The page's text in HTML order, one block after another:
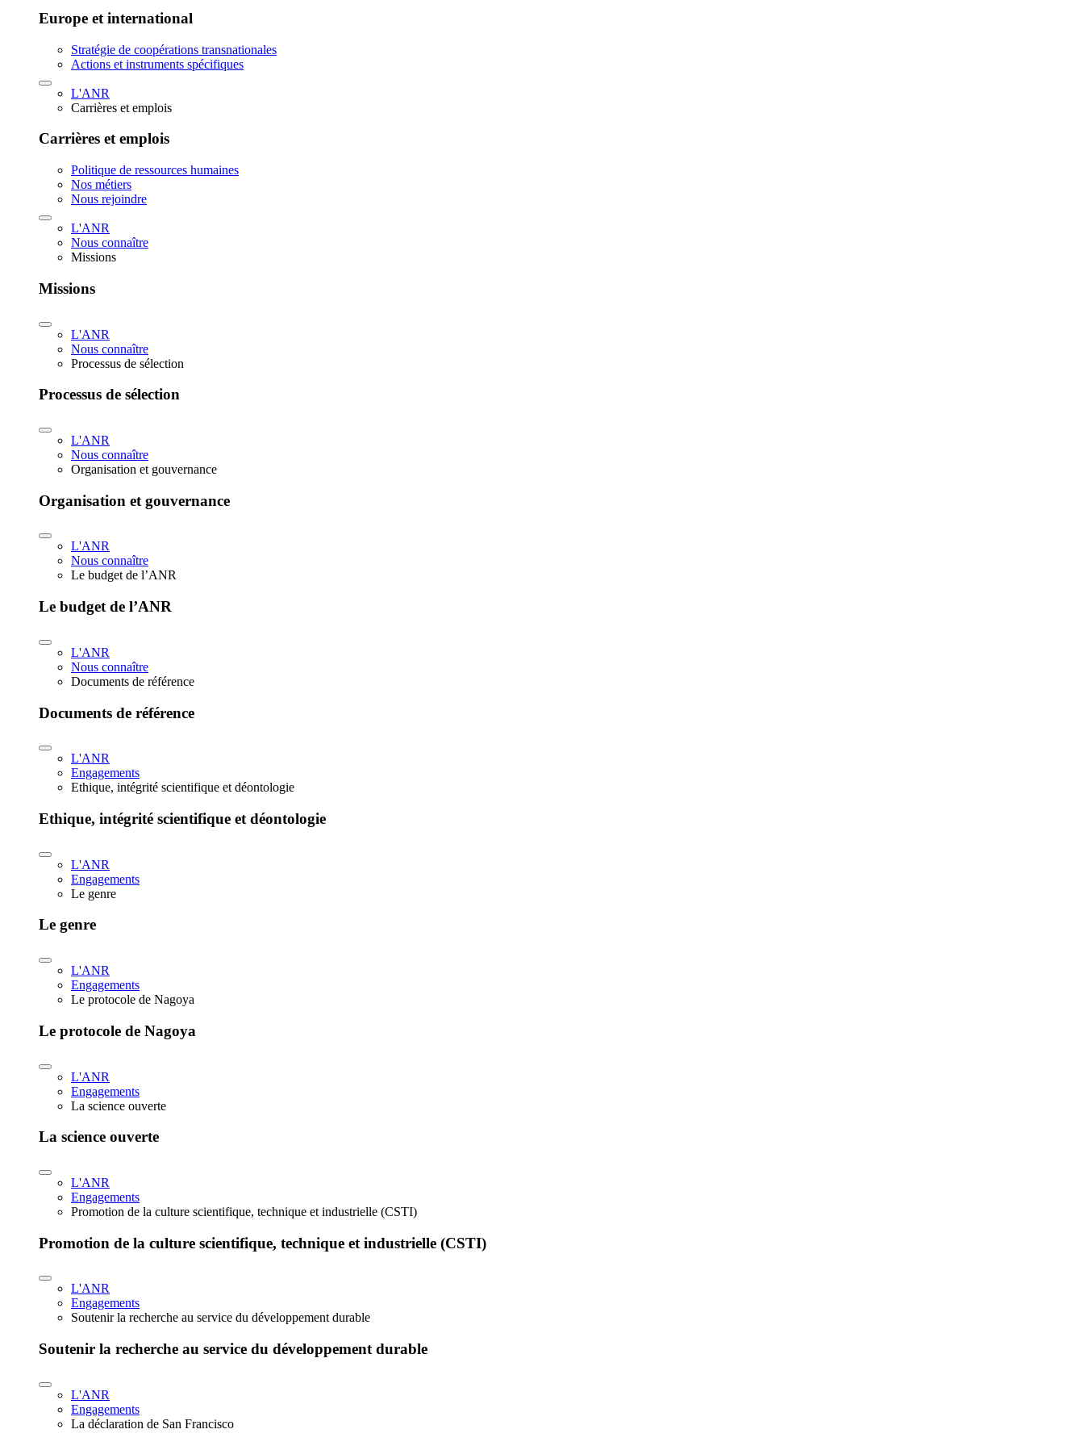
Europe et international
Stratégie de coopérations transnationales
Actions et instruments spécifiques
L'ANR
Carrières et emplois
Carrières et emplois
Politique de ressources humaines
Nos métiers
Nous rejoindre
L'ANR
Nous connaître
Missions
Missions
L'ANR
Nous connaître
Processus de sélection
Processus de sélection
L'ANR
Nous connaître
Organisation et gouvernance
Organisation et gouvernance
L'ANR
Nous connaître
Le budget de l’ANR
Le budget de l’ANR
L'ANR
Nous connaître
Documents de référence
Documents de référence
L'ANR
Engagements
Ethique, intégrité scientifique et déontologie
Ethique, intégrité scientifique et déontologie
L'ANR
Engagements
Le genre
Le genre
L'ANR
Engagements
Le protocole de Nagoya
Le protocole de Nagoya
L'ANR
Engagements
La science ouverte
La science ouverte
L'ANR
Engagements
Promotion de la culture scientifique, technique et industrielle (CSTI)
Promotion de la culture scientifique, technique et industrielle (CSTI)
L'ANR
Engagements
Soutenir la recherche au service du développement durable
Soutenir la recherche au service du développement durable
L'ANR
Engagements
La déclaration de San Francisco